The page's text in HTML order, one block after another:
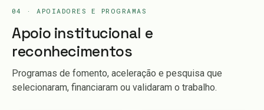
04 · APOIADORES E PROGRAMAS
Apoio institucional e
reconhecimentos
Programas de fomento, aceleração e pesquisa que
selecionaram, financiaram ou validaram o trabalho.